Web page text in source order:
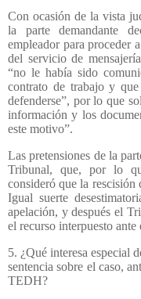
Con ocasión de la vista
la parte demandante
empleador para proceder
del servicio de
“no le había sido
contrato de trabajo y
defenderse”, por lo que
información y los
este motivo”.
Las pretensiones de la
Tribunal, que, por lo
consideró que la rescisión
Igual suerte
apelación, y después el
el recurso interpuesto ante
5. ¿Qué interesa especial
sentencia sobre el caso,
TEDH?